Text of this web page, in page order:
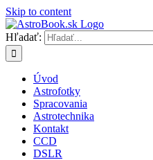
Skip to content
Hľadať:
Úvod
Astrofotky
Spracovania
Astrotechnika
Kontakt
CCD
DSLR